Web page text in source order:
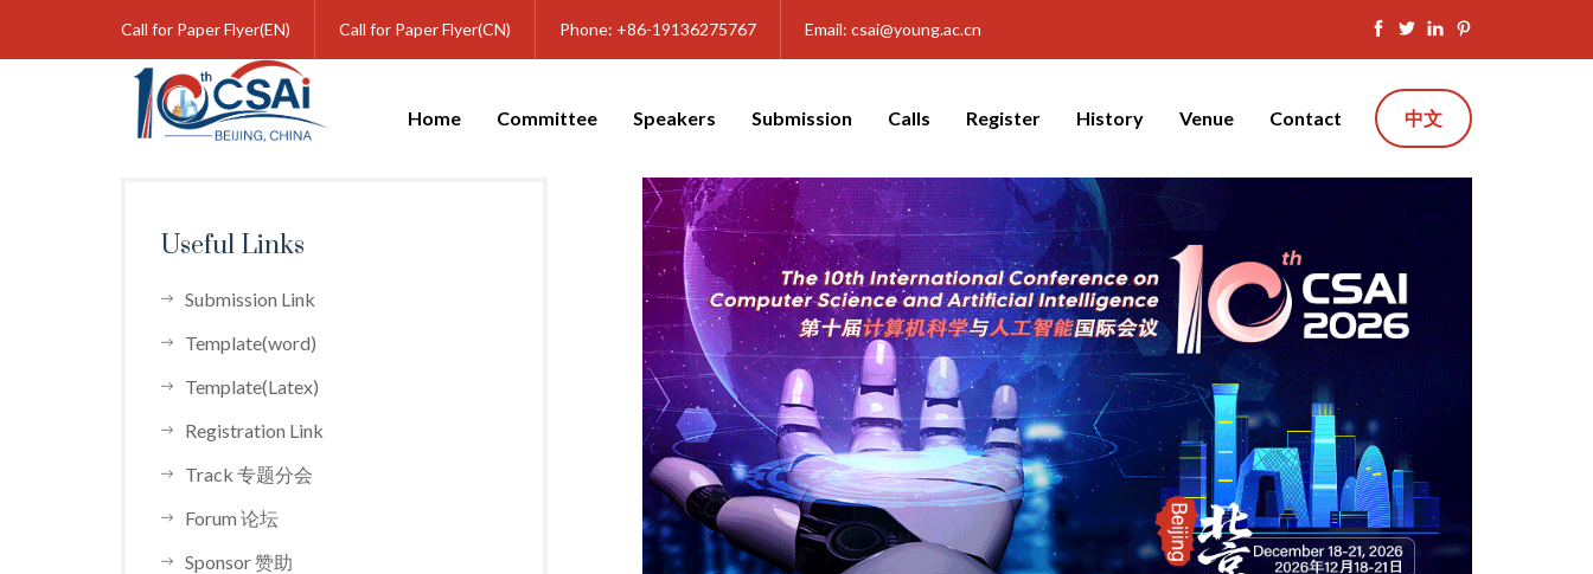
Call for Paper Flyer(EN) Call for Paper Flyer(CN) Phone: +86-19136275767 Email: csai@young.ac.cn
Home Committee Speakers Submission Calls Register History Venue Contact 中文
Useful Links
Submission Link
Template(word)
Template(Latex)
Registration Link
Track 专题分会
Forum 论坛
Sponsor 赞助